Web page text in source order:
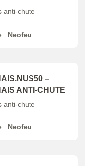
anti-chute
: Neofeu
–
ANTI-CHUTE
anti-chute
: Neofeu